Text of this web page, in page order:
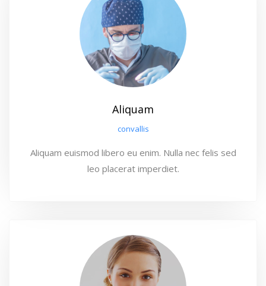
Aliquam
convallis
Aliquam euismod libero eu enim. Nulla nec felis sed
leo placerat imperdiet.